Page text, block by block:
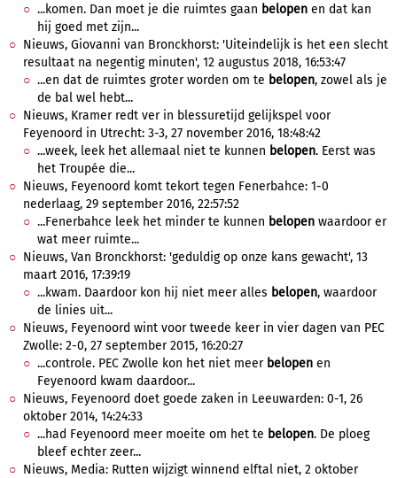
...komen. Dan moet je die ruimtes gaan belopen en dat kan
hij goed met zijn...
Nieuws, Giovanni van Bronckhorst: 'Uiteindelijk is het een slecht
resultaat na negentig minuten', 12 augustus 2018, 16:53:47
...en dat de ruimtes groter worden om te belopen, zowel als je
de bal wel hebt...
Nieuws, Kramer redt ver in blessuretijd gelijkspel voor
Feyenoord in Utrecht: 3-3, 27 november 2016, 18:48:42
...week, leek het allemaal niet te kunnen belopen. Eerst was
het Troupée die...
Nieuws, Feyenoord komt tekort tegen Fenerbahce: 1-0
nederlaag, 29 september 2016, 22:57:52
...Fenerbahce leek het minder te kunnen belopen waardoor er
wat meer ruimte...
Nieuws, Van Bronckhorst: 'geduldig op onze kans gewacht', 13
maart 2016, 17:39:19
...kwam. Daardoor kon hij niet meer alles belopen, waardoor
de linies uit...
Nieuws, Feyenoord wint voor tweede keer in vier dagen van PEC
Zwolle: 2-0, 27 september 2015, 16:20:27
...controle. PEC Zwolle kon het niet meer belopen en
Feyenoord kwam daardoor...
Nieuws, Feyenoord doet goede zaken in Leeuwarden: 0-1, 26
oktober 2014, 14:24:33
...had Feyenoord meer moeite om het te belopen. De ploeg
bleef echter zeer...
Nieuws, Media: Rutten wijzigt winnend elftal niet, 2 oktober